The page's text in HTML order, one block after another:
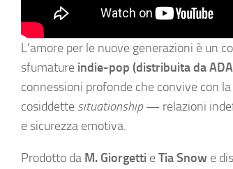
L’amore per le nuove generazioni è un
sfumature indie-pop (distribuita da
connessioni profonde che convive con
cosiddette situationship— relazioni
e sicurezza emotiva.
Prodotto da M. Giorgetti eTia Snow e